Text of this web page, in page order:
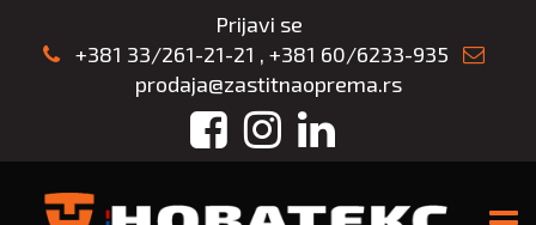
Prijavi se
+381 33/261-21-21 , +381 60/6233-935
prodaja@zastitnaoprema.rs
FacebookInstagram
LinkedIn